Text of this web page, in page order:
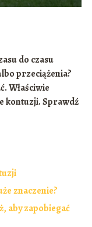
do czasu
przeciążenia?
Właściwie
kontuzji. Sprawdź
znaczenie?
aby zapobiegać